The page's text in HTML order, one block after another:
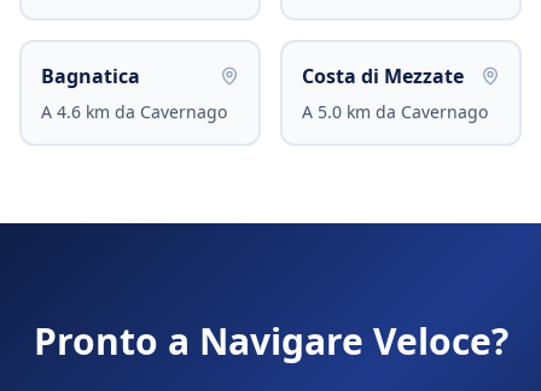
Bagnatica
A 4.6 km da Cavernago
Costa di Mezzate
A 5.0 km da Cavernago
Pronto a Navigare Veloce?